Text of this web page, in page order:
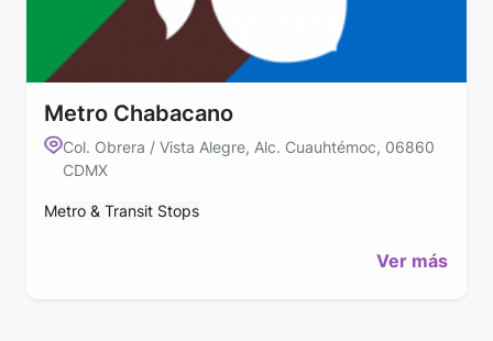
Metro Chabacano
Col. Obrera / Vista Alegre, Alc. Cuauhtémoc, 06860
CDMX
Metro & Transit Stops
Ver más